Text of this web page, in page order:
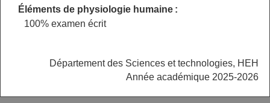
Éléments de physiologie humaine :
100% examen écrit
Département des Sciences et technologies, HEH
Année académique 2025-2026